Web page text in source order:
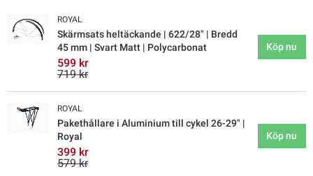
ROYAL
Skärmsats heltäckande | 622/28" | Bredd
45 mm | Svart Matt | Polycarbonat
599 kr
719 kr
Köp nu
ROYAL
Pakethållare i Aluminium till cykel 26-29" |
Royal
399 kr
579 kr
Köp nu